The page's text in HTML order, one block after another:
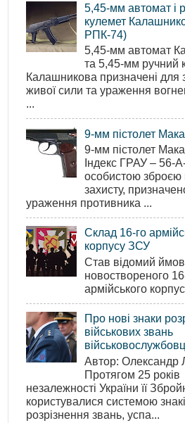
5,45-мм автомат і
кулемет
РПК-74)
5,45-мм автомат
та 5,45-мм ручний
Калашникова призначені для
живої сили та ураження
...
9-мм пістолет
9-мм пістолет
Індекс ГРАУ – 56-
особистою зброєю
захисту,
ураження противника ...
Склад 16-го
корпусу ЗСУ
Став відомий
новоствореного
армійського
Про нові знаки
військових звань
Автор: Олександр
Протягом 25 років
незалежності України її
користувалися системою
розрізнення звань, успа...